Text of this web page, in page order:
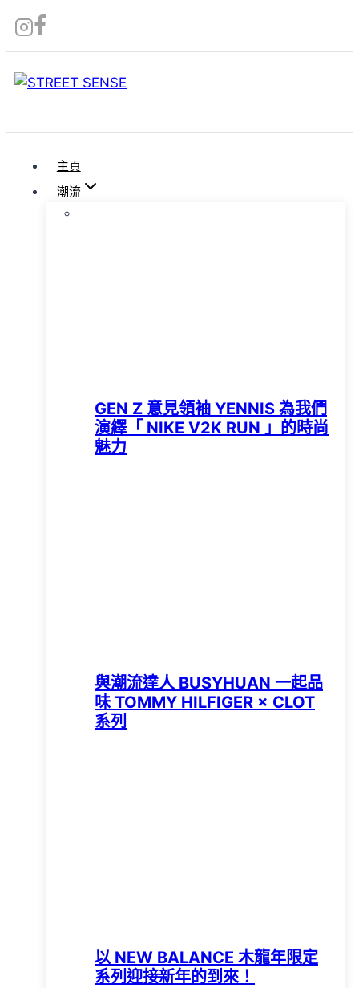
Skip
to
主頁
潮流
GEN Z 意見領袖 YENNIS 為我們
演繹「 NIKE V2K RUN 」的時尚
魅力
與潮流達人 BUSYHUAN 一起品
味 TOMMY HILFIGER × CLOT
系列
以 NEW BALANCE 木龍年限定
系列迎接新年的到來！